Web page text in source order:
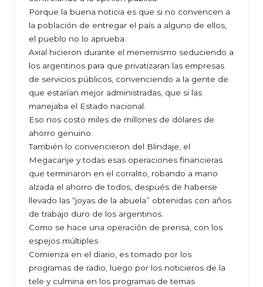
Porque la buena noticia es que si no convencen a
la población de entregar el país a alguno de ellos,
el pueblo no lo aprueba.
Axial hicieron durante el menemismo seduciendo a
los argentinos para que privatizaran las empresas
de servicios públicos, convenciendo a la gente de
que estarían mejor administradas, que si las
manejaba el Estado nacional.
Eso nos costo miles de millones de dólares de
ahorro genuino.
También lo convencieron del Blindaje, el
Megacanje y todas esas operaciones financieras
que terminaron en el corralito, robando a mano
alzada el ahorro de todos, después de haberse
llevado las “joyas de la abuela” obtenidas con años
de trabajo duro de los argentinos.
Como se hace una operación de prensa, con los
espejos múltiples
Comienza en el diario, es tomado por los
programas de radio, luego por los noticieros de la
tele y culmina en los programas de temas